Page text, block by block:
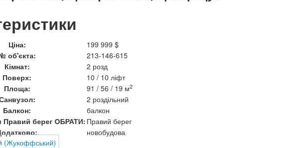
Ціна:
199 999 $
об'єкта:
213-146-615
Кімнат:
2 розд
Поверх:
10 / 10 ліфт
Площа:
91 / 56 / 19 м2
2 роздільний
Балкон:
балкон
Правий берег ОБРАТИ: Правий берег
новобудова
(Жукоффський)